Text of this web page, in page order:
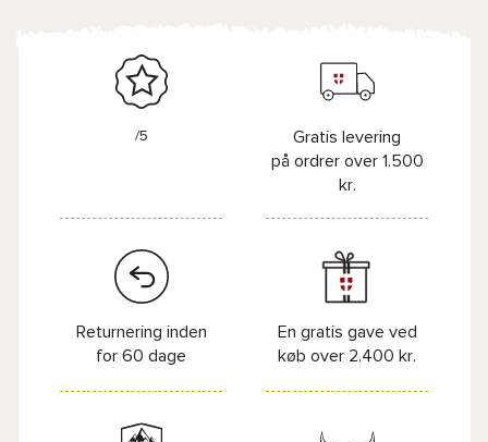
/5
Gratis levering
på ordrer over 1.500
kr.
Returnering inden
for 60 dage
En gratis gave ved
køb over 2.400 kr.